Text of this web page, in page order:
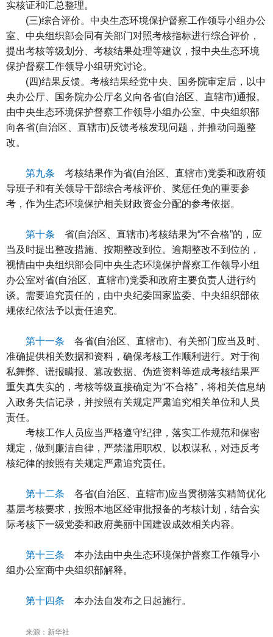
实核证和汇总整理。
(三)综合评价。中央生态环境保护督察工作领导小组办公
室、中央组织部会同有关部门对照考核指标进行综合评价，
提出考核等级划分、考核结果处理等建议，报中央生态环境
保护督察工作领导小组研究讨论。
(四)结果反馈。考核结果经党中央、国务院审定后，以中
央办公厅、国务院办公厅名义向各省(自治区、直辖市)通报。
由中央生态环境保护督察工作领导小组办公室、中央组织部
向各省(自治区、直辖市)反馈考核发现问题，并推动问题整
改。
第九条 考核结果作为省(自治区、直辖市)党委和政府领
导班子和有关领导干部综合考核评价、奖惩任免的重要参
考，作为生态环境保护相关财政资金分配的参考依据。
第十条 省(自治区、直辖市)考核结果为“不合格”的，应
当及时提出整改措施、按期整改到位。逾期整改不到位的，
视情由中央组织部会同中央生态环境保护督察工作领导小组
办公室对省(自治区、直辖市)党委和政府主要负责人进行约
谈。需要追究责任的，由中央纪委国家监委、中央组织部依
规依纪依法予以责任追究。
第十一条 各省(自治区、直辖市)、有关部门应当及时、
准确提供相关数据和资料，确保考核工作顺利进行。对于徇
私舞弊、谎报瞒报、篡改数据、伪造资料等造成考核结果严
重失真失实的，考核等级直接确定为“不合格”，将相关信息纳
入政务失信记录，并按照有关规定严肃追究相关单位和人员
责任。
考核工作人员应当严格遵守纪律，落实工作规范和保密
规定，做到廉洁自律，严禁滥用职权、以权谋私，对违反考
核纪律的按照有关规定严肃追究责任。
第十二条 各省(自治区、直辖市)应当贯彻落实精简优化
基层考核要求，按照本地区经审批报备的考核计划，结合实
际考核下一级党委和政府美丽中国建设成效相关内容。
第十三条 本办法由中央生态环境保护督察工作领导小
组办公室商中央组织部解释。
第十四条 本办法自发布之日起施行。
来源：新华社